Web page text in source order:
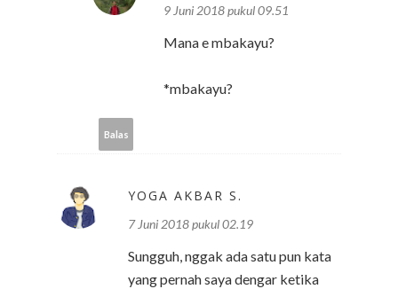
9 Juni 2018 pukul 09.51
Mana e mbakayu?
*mbakayu?
Balas
YOGA AKBAR S.
7 Juni 2018 pukul 02.19
Sungguh, nggak ada satu pun kata
yang pernah saya dengar ketika